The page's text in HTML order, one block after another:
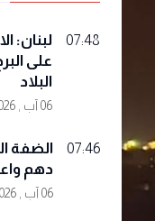
07:48
لبنان:
على
البلاد
06 آب , 2026
07:46
الضفة
دهم
06 آب , 2026